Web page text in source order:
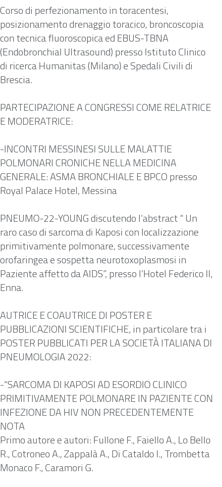
Corso di perfezionamento in toracentesi,
posizionamento drenaggio toracico, broncoscopia
con tecnica fluoroscopica ed EBUS-TBNA
(Endobronchial Ultrasound) presso Istituto Clinico
di ricerca Humanitas (Milano) e Spedali Civili di
Brescia.
PARTECIPAZIONE A CONGRESSI COME RELATRICE
E MODERATRICE:
-INCONTRI MESSINESI SULLE MALATTIE
POLMONARI CRONICHE NELLA MEDICINA
GENERALE: ASMA BRONCHIALE E BPCO presso
Royal Palace Hotel, Messina
PNEUMO-22-YOUNG discutendo l’abstract “ Un
raro caso di sarcoma di Kaposi con localizzazione
primitivamente polmonare, successivamente
orofaringea e sospetta neurotoxoplasmosi in
Paziente affetto da AIDS”, presso l’Hotel Federico II,
Enna.
AUTRICE E COAUTRICE DI POSTER E
PUBBLICAZIONI SCIENTIFICHE, in particolare tra i
POSTER PUBBLICATI PER LA SOCIETÀ ITALIANA DI
PNEUMOLOGIA 2022:
-“SARCOMA DI KAPOSI AD ESORDIO CLINICO
PRIMITIVAMENTE POLMONARE IN PAZIENTE CON
INFEZIONE DA HIV NON PRECEDENTEMENTE
NOTA
Primo autore e autori: Fullone F., Faiello A., Lo Bello
R., Cotroneo A., Zappalà A., Di Cataldo I., Trombetta
Monaco F., Caramori G.